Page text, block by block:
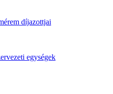
díjazottjai
egységek